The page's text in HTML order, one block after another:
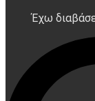
Έχω